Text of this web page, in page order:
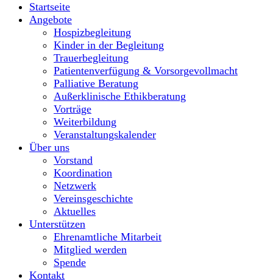
Startseite
Angebote
Hospizbegleitung
Kinder in der Begleitung
Trauerbegleitung
Patientenverfügung & Vorsorgevollmacht
Palliative Beratung
Außerklinische Ethikberatung
Vorträge
Weiterbildung
Veranstaltungskalender
Über uns
Vorstand
Koordination
Netzwerk
Vereinsgeschichte
Aktuelles
Unterstützen
Ehrenamtliche Mitarbeit
Mitglied werden
Spende
Kontakt